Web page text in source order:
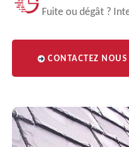
Fuite ou dégât ?
CONTACTEZ NOUS